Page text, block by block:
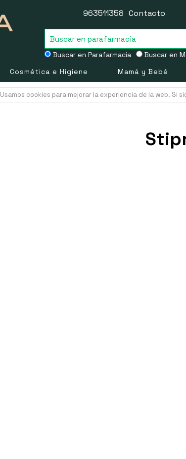
Buscar en Parafarmacia Buscar en
963511358 Contacto
Cosmética e Higiene Mamá y Bebé
Usamos cookies para mejorar la experiencia de la web. Si